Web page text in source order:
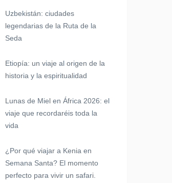
Uzbekistán: ciudades
legendarias de la Ruta de la
Seda
Etiopía: un viaje al origen de la
historia y la espiritualidad
Lunas de Miel en África 2026: el
viaje que recordaréis toda la
vida
¿Por qué viajar a Kenia en
Semana Santa? El momento
perfecto para vivir un safari.